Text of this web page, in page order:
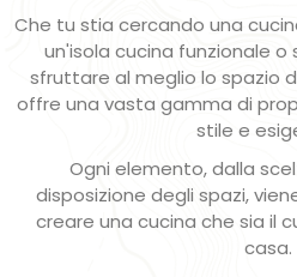
Che tu stia cercando una
un'isola cucina funzionale o
sfruttare al meglio lo spazio
offre una vasta gamma di
stile e
Ogni elemento, dalla
disposizione degli spazi,
creare una cucina che sia il
casa.